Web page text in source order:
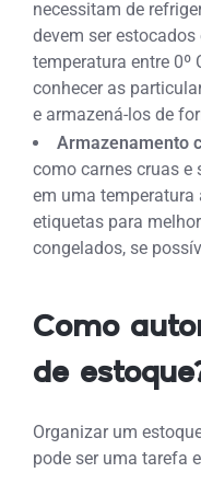
necessitam de
devem ser
temperatura entre 0º
conhecer as
e armazená-los de
Armazenamento
como carnes cruas e
em uma temperatura
etiquetas para
congelados, se
Como
de
Organizar um
pode ser uma tarefa